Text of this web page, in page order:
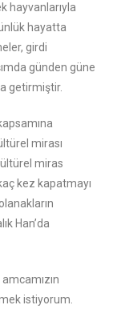
hayvanlarıyla
hayatta
girdi
günden güne
getirmiştir.
mirası
miras
kez kapatmayı
Han’da
istiyorum.